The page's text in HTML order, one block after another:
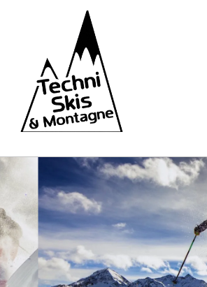
Accéder au contenu